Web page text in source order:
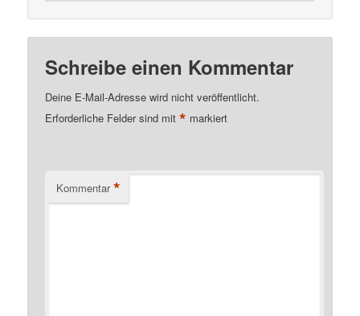
Schreibe einen Kommentar
Deine E-Mail-Adresse wird nicht veröffentlicht.
Erforderliche Felder sind mit* markiert
Kommentar *